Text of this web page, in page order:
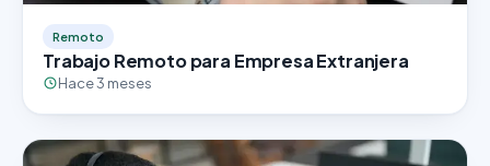
Remoto
Trabajo Remoto para Empresa Extranjera
Hace 3 meses